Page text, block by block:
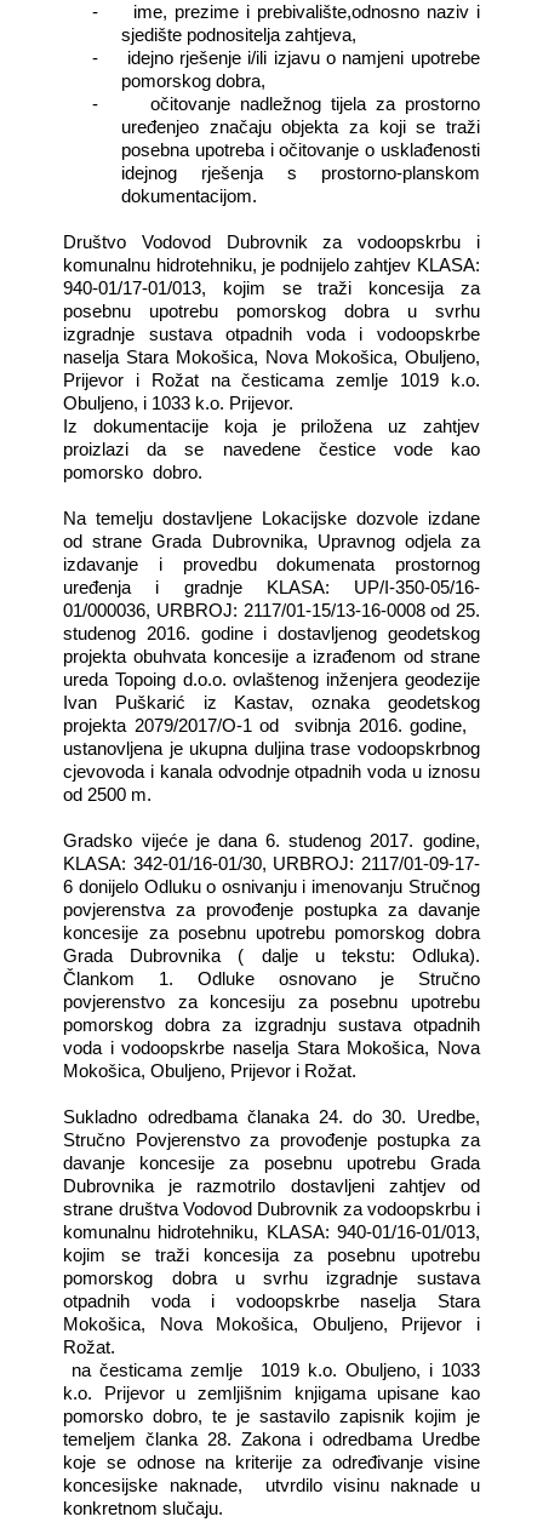
-
ime, prezime i prebivalište,odnosno naziv i
sjedište podnositelja zahtjeva,
-
idejno rješenje i/ili izjavu o namjeni upotrebe
pomorskog dobra,
-
očitovanje nadležnog tijela za prostorno
uređenjeo značaju objekta za koji se traži
posebna upotreba i očitovanje o usklađenosti
idejnog rješenja s prostorno-planskom
dokumentacijom.
Društvo Vodovod Dubrovnik za vodoopskrbu i
komunalnu hidrotehniku, je podnijelo zahtjev KLASA:
940-01/17-01/013, kojim se traži koncesija za
posebnu upotrebu pomorskog dobra u svrhu
izgradnje sustava otpadnih voda i vodoopskrbe
naselja Stara Mokošica, Nova Mokošica, Obuljeno,
Prijevor i Rožat na česticama zemlje 1019 k.o.
Obuljeno, i 1033 k.o. Prijevor.
Iz dokumentacije koja je priložena uz zahtjev
proizlazi da se navedene čestice vode kao
pomorsko dobro.
Na temelju dostavljene Lokacijske dozvole izdane
od strane Grada Dubrovnika, Upravnog odjela za
izdavanje i provedbu dokumenata prostornog
uređenja i gradnje KLASA: UP/I-350-05/16-
01/000036, URBROJ: 2117/01-15/13-16-0008 od 25.
studenog 2016. godine i dostavljenog geodetskog
projekta obuhvata koncesije a izrađenom od strane
ureda Topoing d.o.o. ovlaštenog inženjera geodezije
Ivan Puškarić iz Kastav, oznaka geodetskog
projekta 2079/2017/O-1 od svibnja 2016. godine,
ustanovljena je ukupna duljina trase vodoopskrbnog
cjevovoda i kanala odvodnje otpadnih voda u iznosu
od 2500 m.
Gradsko vijeće je dana 6. studenog 2017. godine,
KLASA: 342-01/16-01/30, URBROJ: 2117/01-09-17-
6 donijelo Odluku o osnivanju i imenovanju Stručnog
povjerenstva za provođenje postupka za davanje
koncesije za posebnu upotrebu pomorskog dobra
Grada Dubrovnika ( dalje u tekstu: Odluka).
Člankom 1. Odluke osnovano je Stručno
povjerenstvo za koncesiju za posebnu upotrebu
pomorskog dobra za izgradnju sustava otpadnih
voda i vodoopskrbe naselja Stara Mokošica, Nova
Mokošica, Obuljeno, Prijevor i Rožat.
Sukladno odredbama članaka 24. do 30. Uredbe,
Stručno Povjerenstvo za provođenje postupka za
davanje koncesije za posebnu upotrebu Grada
Dubrovnika je razmotrilo dostavljeni zahtjev od
strane društva Vodovod Dubrovnik za vodoopskrbu i
komunalnu hidrotehniku, KLASA: 940-01/16-01/013,
kojim se traži koncesija za posebnu upotrebu
pomorskog dobra u svrhu izgradnje sustava
otpadnih voda i vodoopskrbe naselja Stara
Mokošica, Nova Mokošica, Obuljeno, Prijevor i
Rožat.
na česticama zemlje 1019 k.o. Obuljeno, i 1033
k.o. Prijevor u zemljišnim knjigama upisane kao
pomorsko dobro, te je sastavilo zapisnik kojim je
temeljem članka 28. Zakona i odredbama Uredbe
koje se odnose na kriterije za određivanje visine
koncesijske naknade, utvrdilo visinu naknade u
konkretnom slučaju.